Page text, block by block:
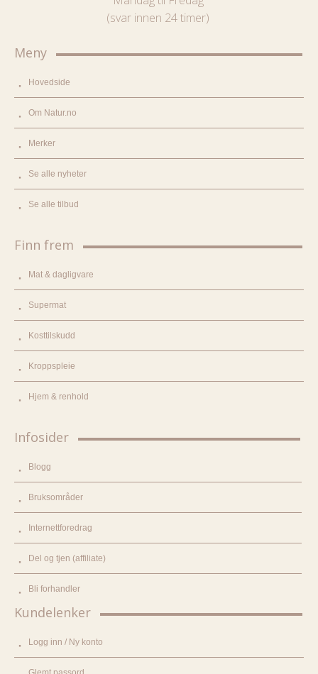
(svar innen 24 timer)
Meny
Hovedside
Om Natur.no
Merker
Se alle nyheter
Se alle tilbud
Finn frem
Mat & dagligvare
Supermat
Kosttilskudd
Kroppspleie
Hjem & renhold
Infosider
Blogg
Bruksområder
Internettforedrag
Del og tjen (affiliate)
Bli forhandler
Kundelenker
Logg inn / Ny konto